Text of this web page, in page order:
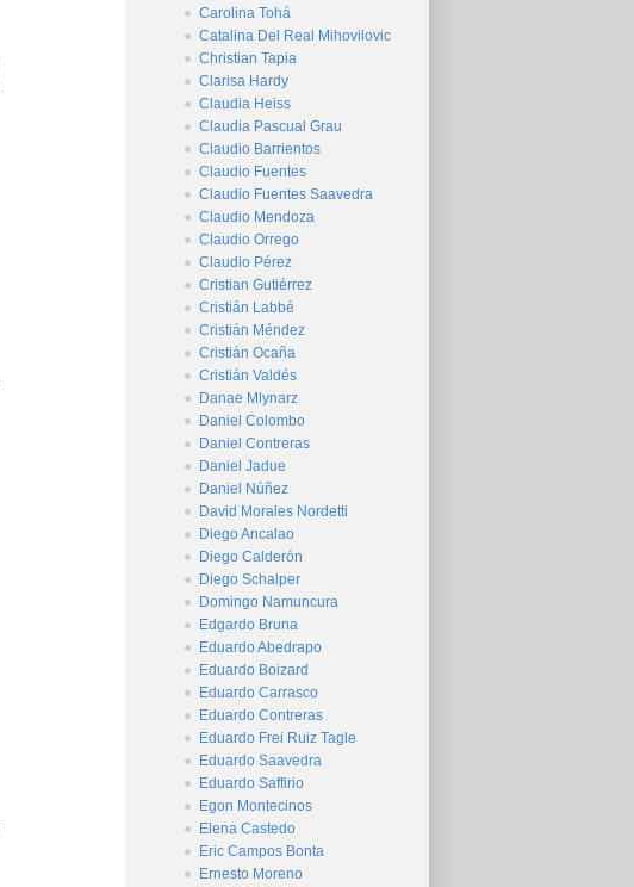
Carolina Tohá
Catalina Del Real Mihovilovic
Christian Tapia
Clarisa Hardy
Claudia Heiss
Claudia Pascual Grau
Claudio Barrientos
Claudio Fuentes
Claudio Fuentes Saavedra
Claudio Mendoza
Claudio Orrego
Claudio Pérez
Cristian Gutiérrez
Cristián Labbé
Cristián Méndez
Cristián Ocaña
Cristián Valdés
Danae Mlynarz
Daniel Colombo
Daniel Contreras
Daniel Jadue
Daniel Núñez
David Morales Nordetti
Diego Ancalao
Diego Calderón
Diego Schalper
Domingo Namuncura
Edgardo Bruna
Eduardo Abedrapo
Eduardo Boizard
Eduardo Carrasco
Eduardo Contreras
Eduardo Frei Ruiz Tagle
Eduardo Saavedra
Eduardo Saffirio
Egon Montecinos
Elena Castedo
Eric Campos Bonta
Ernesto Moreno